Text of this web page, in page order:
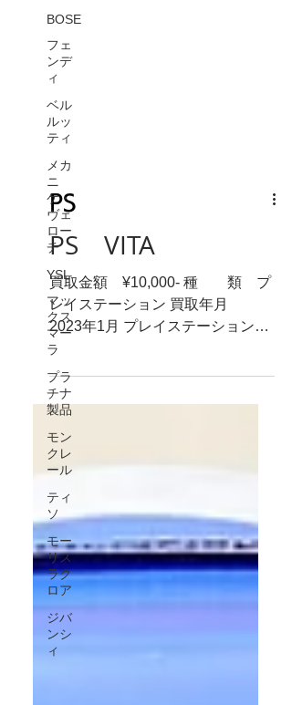
BOSE
フェ
ンデ
ィ
ベル
ルッ
ティ
メカ
ニ
ケ・
ヴェ
ロー
チ
YSL
マッ
クス
マー
ラ
プラ
チナ
製品
モン
クレ
ール
ティ
ソ
モー
リス
ラク
ロア
ジバ
ンシ
ィ
PS
PS VITA
買取金額 ¥10,000- 種 類 プ
レイステーション 買取年月
ヴィータ お売り頂きありがとうご
ざいます。 PS5やポータブルの
VITAなど、ゲーム機も買取可能で
す。ほかにも、買取でお得なLINE
クーポンも発行しておりますの
で、こちら...